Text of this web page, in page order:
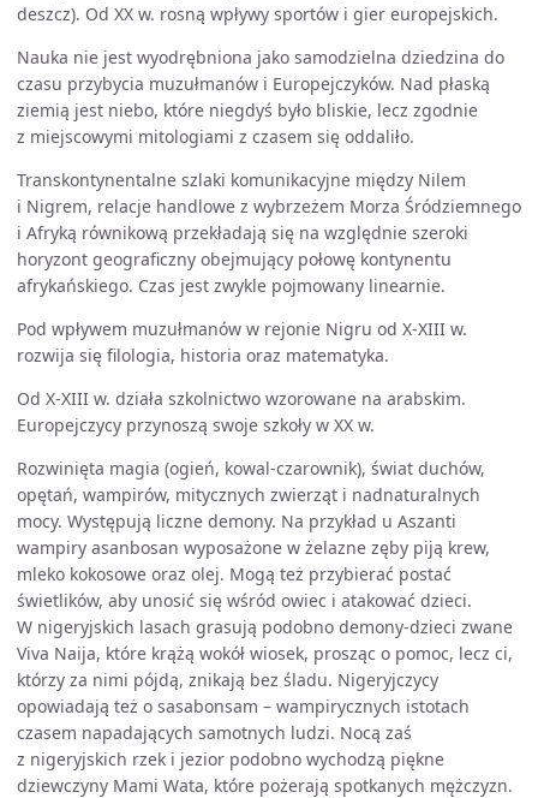
deszcz). Od XX w. rosną wpływy sportów i gier europejskich.
Nauka nie jest wyodrębniona jako samodzielna dziedzina do
czasu przybycia muzułmanów i Europejczyków. Nad płaską
ziemią jest niebo, które niegdyś było bliskie, lecz zgodnie
z miejscowymi mitologiami z czasem się oddaliło.
Transkontynentalne szlaki komunikacyjne między Nilem
i Nigrem, relacje handlowe z wybrzeżem Morza Śródziemnego
i Afryką równikową przekładają się na względnie szeroki
horyzont geograficzny obejmujący połowę kontynentu
afrykańskiego. Czas jest zwykle pojmowany linearnie.
Pod wpływem muzułmanów w rejonie Nigru od X-XIII w.
rozwija się filologia, historia oraz matematyka.
Od X-XIII w. działa szkolnictwo wzorowane na arabskim.
Europejczycy przynoszą swoje szkoły w XX w.
Rozwinięta magia (ogień, kowal-czarownik), świat duchów,
opętań, wampirów, mitycznych zwierząt i nadnaturalnych
mocy. Występują liczne demony. Na przykład u Aszanti
wampiry asanbosan wyposażone w żelazne zęby piją krew,
mleko kokosowe oraz olej. Mogą też przybierać postać
świetlików, aby unosić się wśród owiec i atakować dzieci.
W nigeryjskich lasach grasują podobno demony-dzieci zwane
Viva Naija, które krążą wokół wiosek, prosząc o pomoc, lecz ci,
którzy za nimi pójdą, znikają bez śladu. Nigeryjczycy
opowiadają też o sasabonsam – wampirycznych istotach
czasem napadających samotnych ludzi. Nocą zaś
z nigeryjskich rzek i jezior podobno wychodzą piękne
dziewczyny Mami Wata, które pożerają spotkanych mężczyzn.